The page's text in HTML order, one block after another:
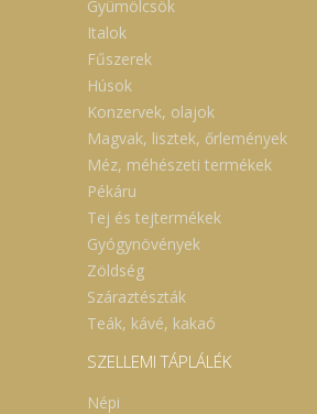
Gyümölcsök
Italok
Fűszerek
Húsok
Konzervek, olajok
Magvak, lisztek, őrlemények
Méz, méhészeti termékek
Pékáru
Tej és tejtermékek
Gyógynövények
Zöldség
Száraztészták
Teák, kávé, kakaó
SZELLEMI TÁPLÁLÉK
Népi